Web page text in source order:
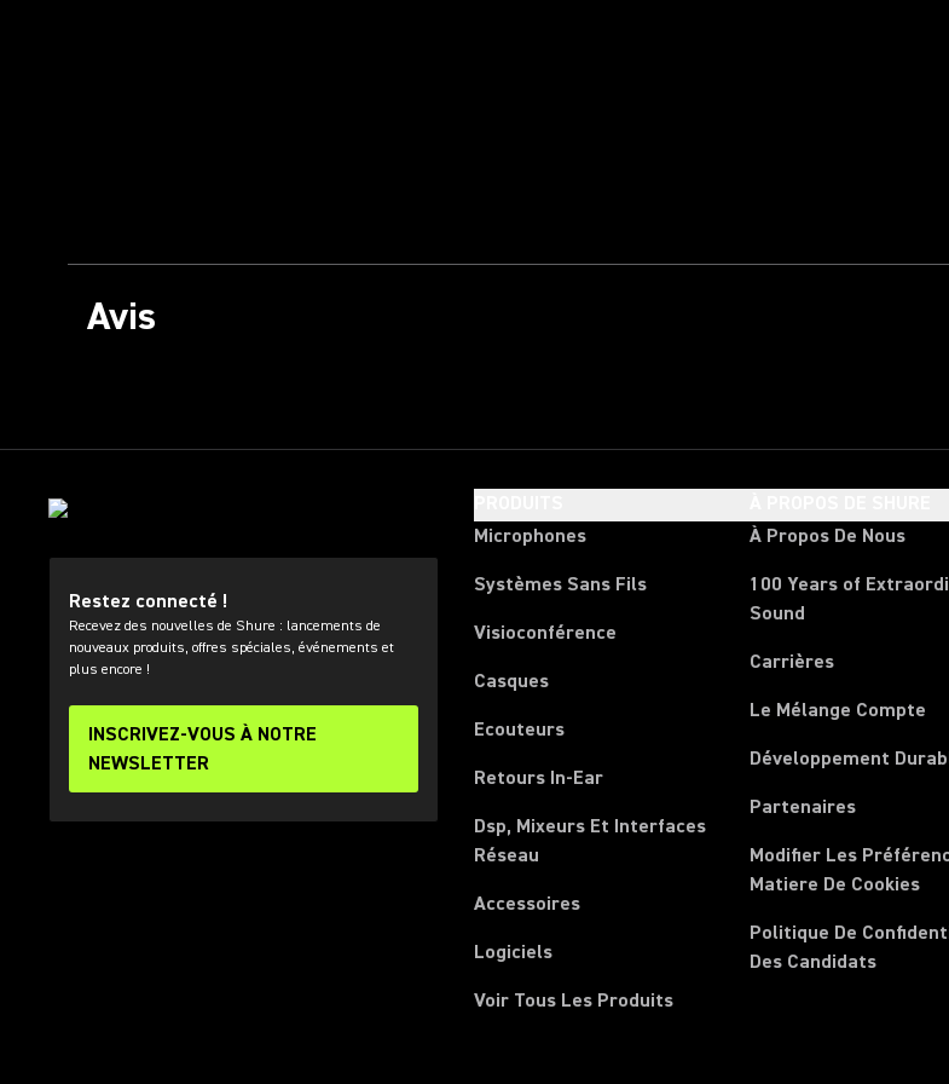
Avis
Restez connecté !
Recevez des nouvelles de Shure : lancements de
nouveaux produits, offres spéciales, événements et
plus encore !
INSCRIVEZ-VOUS À NOTRE
NEWSLETTER
Microphones
Systèmes Sans Fils
Visioconférence
Casques
Ecouteurs
Retours In-Ear
Dsp, Mixeurs Et Interfaces
Réseau
Accessoires
Logiciels
Voir Tous Les Produits
À Propos De Nous
100 Years of
Sound
Carrières
Le Mélange Compte
Développement
Partenaires
Modifier Les
Matiere De Cookies
Politique De
Des Candidats